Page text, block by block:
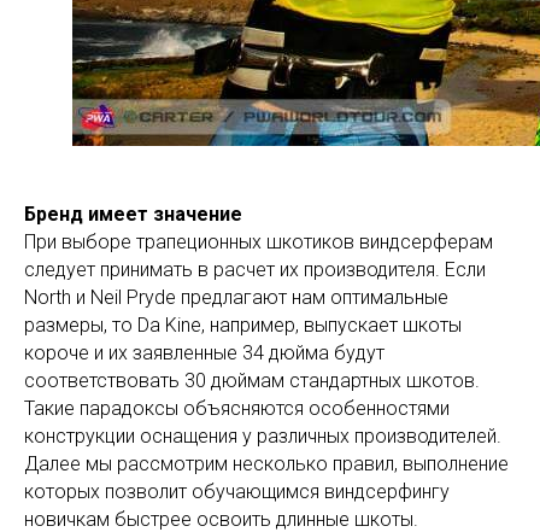
Бренд имеет значение
При выборе трапеционных шкотиков виндсерферам
следует принимать в расчет их производителя. Если
North и Neil Pryde предлагают нам оптимальные
размеры, то Da Kine, например, выпускает шкоты
короче и их заявленные 34 дюйма будут
соответствовать 30 дюймам стандартных шкотов.
Такие парадоксы объясняются особенностями
конструкции оснащения у различных производителей.
Далее мы рассмотрим несколько правил, выполнение
которых позволит обучающимся виндсерфингу
новичкам быстрее освоить длинные шкоты.